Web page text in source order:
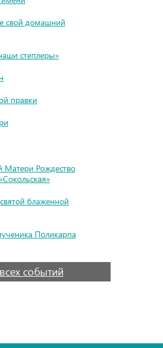
свой домашний
степлеры»
правки
Матери Рождество
блаженной
Поликарпа
событий